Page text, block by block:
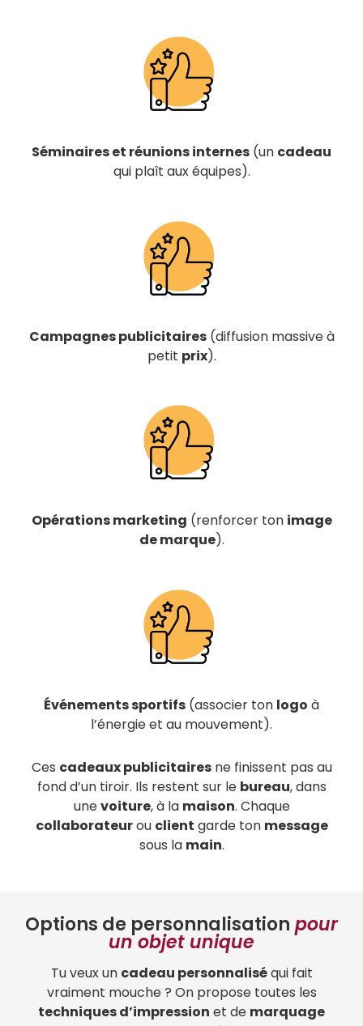
Séminaires et réunions internes (un cadeau
qui plaît aux équipes).
Campagnes publicitaires(diffusion massive à
petit prix).
Opérations marketing (renforcer ton image
de marque).
Événements sportifs (associer ton logo à
l’énergie et au mouvement).
Ces cadeaux publicitairesne finissent pas au
fond d’un tiroir. Ils restent sur le bureau, dans
unevoiture, à la maison. Chaque
collaborateurou client garde ton message
sous la main.
Options de personnalisation pour
un objet unique
Tu veux un cadeau personnaliséqui fait
vraiment mouche ? On propose toutes les
techniques d’impression et de marquage